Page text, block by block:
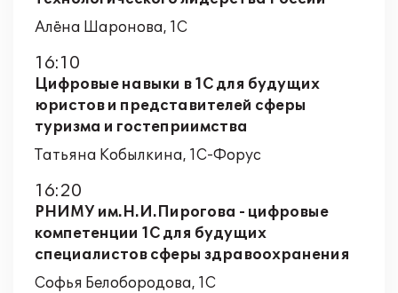
Алёна Шаронова, 1С
16:10
Цифровые навыки в 1С для будущих
юристов и представителей сферы
туризма и гостеприимства
Татьяна Кобылкина, 1С-Форус
16:20
РНИМУ им.Н.И.Пирогова - цифровые
компетенции 1С для будущих
специалистов сферы здравоохранения
Софья Белобородова, 1С